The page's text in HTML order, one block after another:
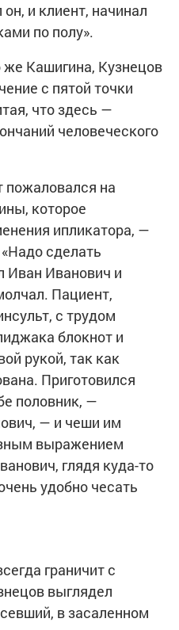
и клиент, начинал
по полу».
Кашигина, Кузнецов
с пятой точки
что здесь —
человеческого
на
которое
ипликатора, —
сделать
Иван Иванович и
Пациент,
с трудом
блокнот и
рукой, так как
Приготовился
половник, —
— и чеши им
выражением
глядя куда-то
удобно чесать
граничит с
выглядел
в засаленном